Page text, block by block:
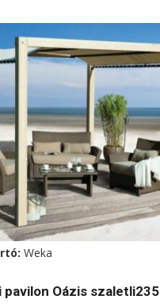
Weka
pavilon Oázis szaletli235